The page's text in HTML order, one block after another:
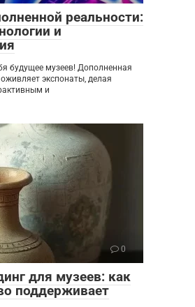
реальности:
и
будущее музеев! Дополненная
экспонаты, делая
и
0
для музеев: как
поддерживает